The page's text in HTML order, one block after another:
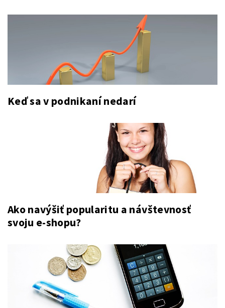
Keď sa v podnikaní nedarí
Ako navýšiť popularitu a návštevnosť
svoju e-shopu?